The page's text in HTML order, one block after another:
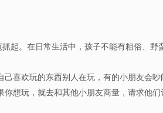
。在日常生活中，孩子不能有粗俗、野
欢玩的东西别人在玩，有的小朋友会吵
想玩，就去和其他小朋友商量，请求他